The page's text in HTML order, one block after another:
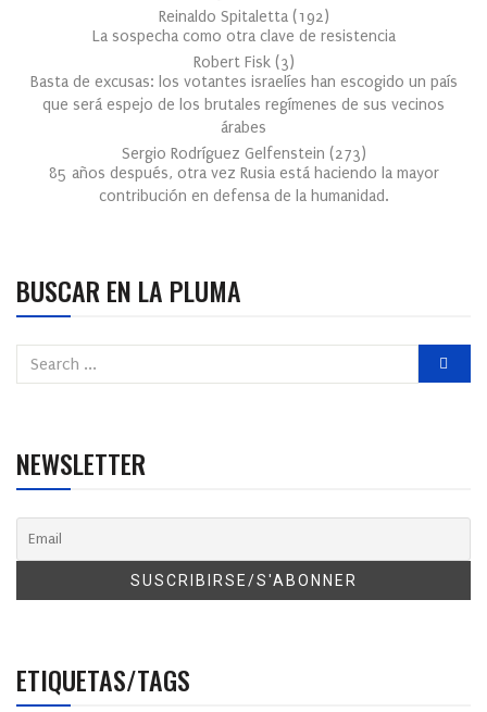
Reinaldo Spitaletta (192)
La sospecha como otra clave de resistencia
Robert Fisk (3)
Basta de excusas: los votantes israelíes han escogido un país
que será espejo de los brutales regímenes de sus vecinos
árabes
Sergio Rodríguez Gelfenstein (273)
85 años después, otra vez Rusia está haciendo la mayor
contribución en defensa de la humanidad.
BUSCAR EN LA PLUMA
NEWSLETTER
ETIQUETAS/TAGS